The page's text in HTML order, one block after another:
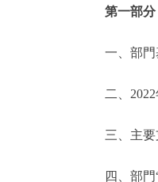
第一部分
一、部門
二、2022
三、主要
四、部門“